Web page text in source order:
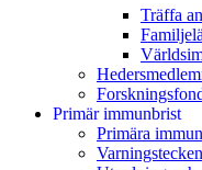
Träffa
Primär immunbrist
Primära